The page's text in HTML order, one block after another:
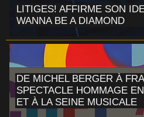
LITIGES! AFFIRME SON
WANNA BE A DIAMOND
DE MICHEL BERGER À
SPECTACLE HOMMAGE
ET À LA SEINE MUSICALE